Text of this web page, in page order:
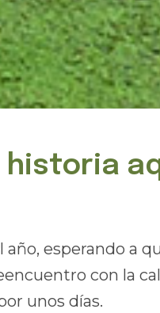
historia
esperando a
con la
unos días.